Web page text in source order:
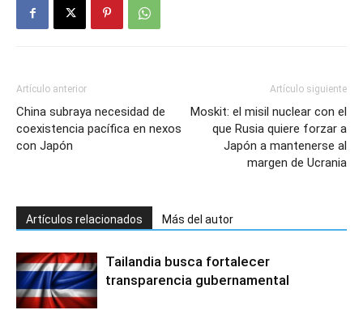
Artículo anterior
China subraya necesidad de
coexistencia pacífica en nexos
con Japón
Artículo siguiente
Moskit: el misil nuclear con el
que Rusia quiere forzar a
Japón a mantenerse al
margen de Ucrania
Artículos relacionados Más del autor
Tailandia busca fortalecer
transparencia gubernamental